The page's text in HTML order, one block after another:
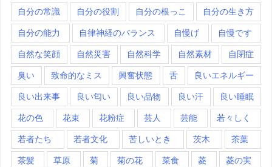
自分の常識 自分の役割 自分の根っこ 自分の生き方
自分の能力 自律神経のバランス 自慢げ 自慢です
自然な笑顔 自然災害 自然科学 自然素材 自閉症
臭い 致命的なミス 興奮状態 舌 良いエネルギー
良い出来事 良い匂い 良い品物 良い汗 良い睡眠
花の色 花束 花粉症 芸人 芸能 若々しく
若者たち 若者文化 苦しいとき 茨木 茶葉
茶髪 草原 菊 菊の花 菜食 菱 菱の実